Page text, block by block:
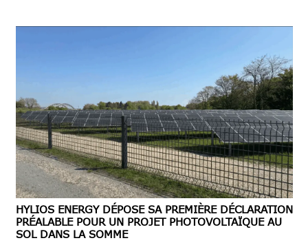
HYLIOS ENERGY DÉPOSE SA PREMIÈRE DÉCLARATION
PRÉALABLE POUR UN PROJET PHOTOVOLTAÏQUE AU
SOL DANS LA SOMME